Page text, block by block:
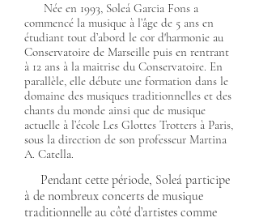
Née en 1993, Soleá Garcia Fons a
commencé la musique à l’âge de 5 ans en
étudiant tout d’abord le cor d'harmonie au
Conservatoire de Marseille puis en rentrant
à 12 ans à la maitrise du Conservatoire. En
parallèle, elle débute une formation dans le
domaine des musiques traditionnelles et des
chants du monde ainsi que de musique
actuelle à l’école Les Glottes Trotters à Paris,
sous la direction de son professeur Martina
A. Catella.
Pendant cette période, Soleá participe
à de nombreux concerts de musique
traditionnelle au côté d’artistes comme